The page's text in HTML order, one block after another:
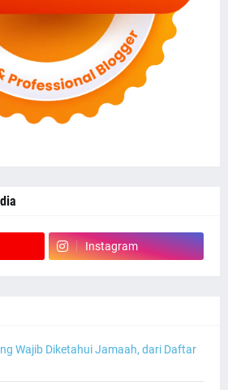
Instagram
Wajib Diketahui Jamaah, dari Daftar